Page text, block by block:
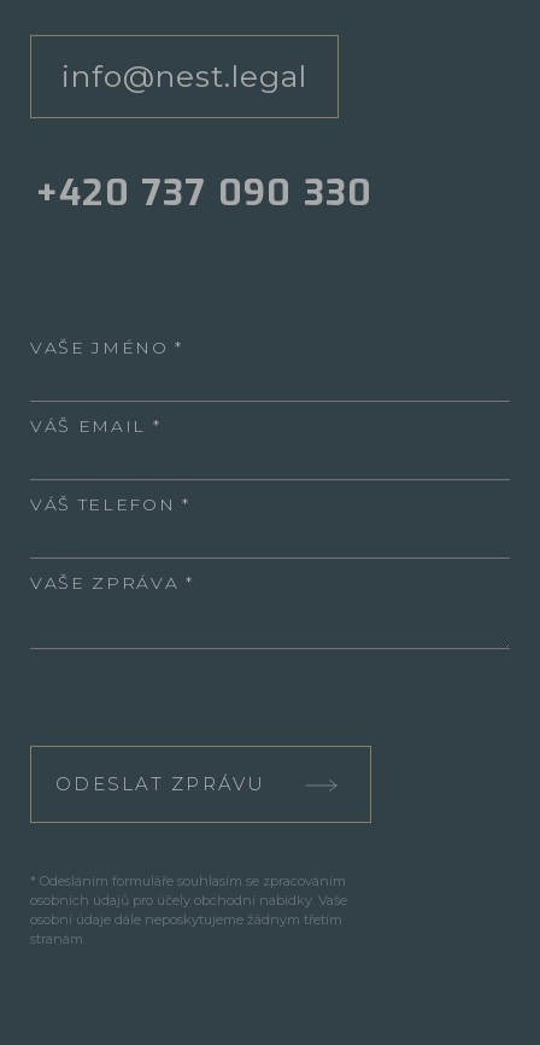
info@nest.legal
+420 737 090 330
VAŠE JMÉNO
VÁŠ EMAIL
VÁŠ TELEFON
VAŠE ZPRÁVA
ODESLAT ZPRÁVU
* Odesláním formuláře souhlasím se zpracováním
osobních údajů pro účely obchodní nabídky. Vaše
osobní údaje dále neposkytujeme žádným třetím
stranám.